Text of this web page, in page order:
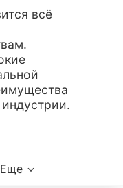
всё
Еще